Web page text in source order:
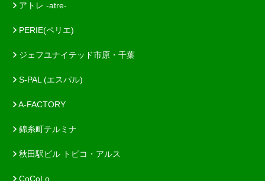
アトレ -atre-
PERIE(ペリエ)
ジェフユナイテッド市原・千葉
S-PAL (エスパル)
A-FACTORY
錦糸町テルミナ
秋田駅ビル トピコ・アルス
CoCoLo